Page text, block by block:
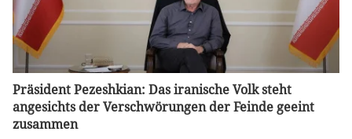
Präsident Pezeshkian: Das iranische Volk steht
angesichts der Verschwörungen der Feinde geeint
zusammen